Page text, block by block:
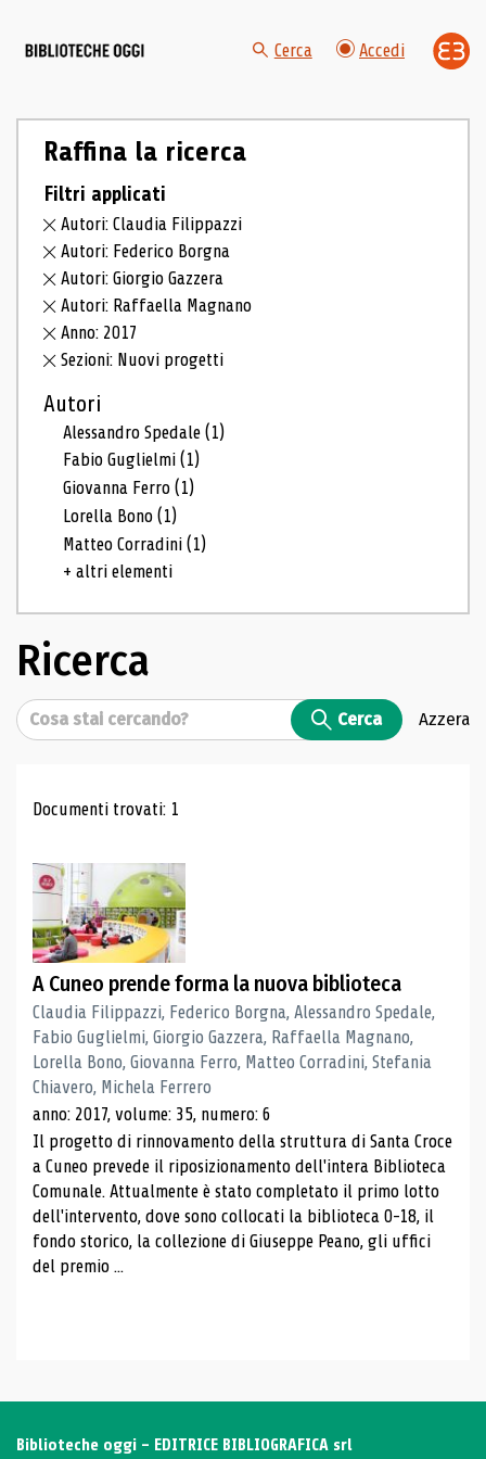
Cerca Accedi
Raffina la ricerca
Filtri applicati
Autori: Claudia Filippazzi
Autori: Federico Borgna
Autori: Giorgio Gazzera
Autori: Raffaella Magnano
Anno: 2017
Sezioni: Nuovi progetti
Autori
Alessandro Spedale(1)
Fabio Guglielmi(1)
Giovanna Ferro(1)
Lorella Bono(1)
Matteo Corradini(1)
+ altri elementi
Ricerca
Cerca Cerca Azzera
Risultati di ricerca
Documenti trovati: 1
A Cuneo prende forma la nuova biblioteca
Claudia Filippazzi, Federico Borgna, Alessandro Spedale,
Fabio Guglielmi, Giorgio Gazzera, Raffaella Magnano,
Lorella Bono, Giovanna Ferro, Matteo Corradini, Stefania
Chiavero, Michela Ferrero
anno: 2017, volume: 35, numero: 6
Il progetto di rinnovamento della struttura di Santa Croce
a Cuneo prevede il riposizionamento dell'intera Biblioteca
Comunale. Attualmente è stato completato il primo lotto
dell'intervento, dove sono collocati la biblioteca 0-18, il
fondo storico, la collezione di Giuseppe Peano, gli uffici
del premio ...
Biblioteche oggi - EDITRICE BIBLIOGRAFICA srl